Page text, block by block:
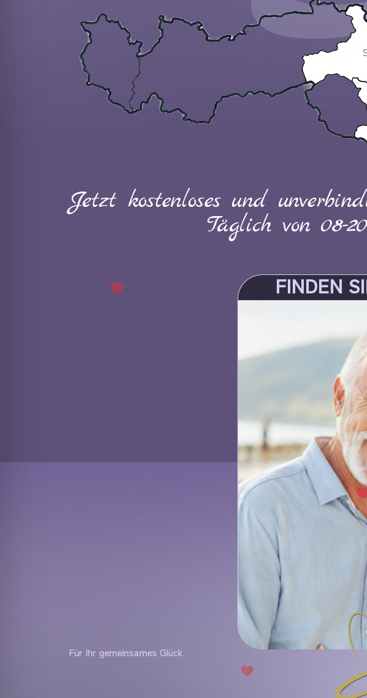
Jetzt kostenloses und
Täglich von 08-
FINDEN
Für Ihr gemeinsames Glück